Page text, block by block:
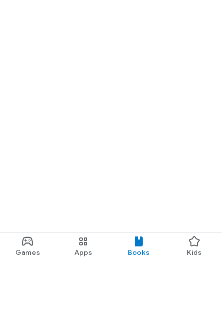
Games Apps Books Kids